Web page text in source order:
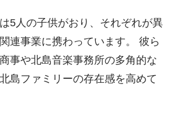
5人の子供がおり、それぞれが異
連事業に携わっています。 彼ら
事や北島音楽事務所の多角的な
島ファミリーの存在感を高めて